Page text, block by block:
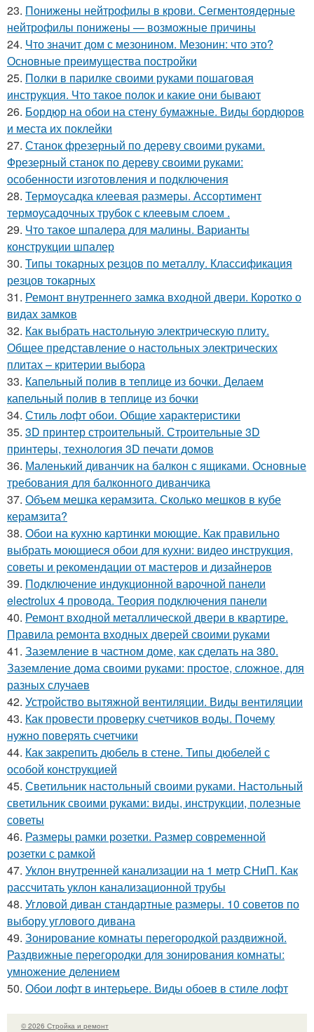
23. Понижены нейтрофилы в крови. Сегментоядерные
нейтрофилы понижены — возможные причины
24. Что значит дом с мезонином. Мезонин: что это?
Основные преимущества постройки
25. Полки в парилке своими руками пошаговая
инструкция. Что такое полок и какие они бывают
26. Бордюр на обои на стену бумажные. Виды бордюров
и места их поклейки
27. Станок фрезерный по дереву своими руками.
Фрезерный станок по дереву своими руками:
особенности изготовления и подключения
28. Термоусадка клеевая размеры. Ассортимент
термоусадочных трубок с клеевым слоем .
29. Что такое шпалера для малины. Варианты
конструкции шпалер
30. Типы токарных резцов по металлу. Классификация
резцов токарных
31. Ремонт внутреннего замка входной двери. Коротко о
видах замков
32. Как выбрать настольную электрическую плиту.
Общее представление о настольных электрических
плитах – критерии выбора
33. Капельный полив в теплице из бочки. Делаем
капельный полив в теплице из бочки
34. Стиль лофт обои. Общие характеристики
35. 3D принтер строительный. Строительные 3D
принтеры, технология 3D печати домов
36. Маленький диванчик на балкон с ящиками. Основные
требования для балконного диванчика
37. Объем мешка керамзита. Сколько мешков в кубе
керамзита?
38. Обои на кухню картинки моющие. Как правильно
выбрать моющиеся обои для кухни: видео инструкция,
советы и рекомендации от мастеров и дизайнеров
39. Подключение индукционной варочной панели
electrolux 4 провода. Теория подключения панели
40. Ремонт входной металлической двери в квартире.
Правила ремонта входных дверей своими руками
41. Заземление в частном доме, как сделать на 380.
Заземление дома своими руками: простое, сложное, для
разных случаев
42. Устройство вытяжной вентиляции. Виды вентиляции
43. Как провести проверку счетчиков воды. Почему
нужно поверять счетчики
44. Как закрепить дюбель в стене. Типы дюбелей с
особой конструкцией
45. Светильник настольный своими руками. Настольный
светильник своими руками: виды, инструкции, полезные
советы
46. Размеры рамки розетки. Размер современной
розетки с рамкой
47. Уклон внутренней канализации на 1 метр СНиП. Как
рассчитать уклон канализационной трубы
48. Угловой диван стандартные размеры. 10 советов по
выбору углового дивана
49. Зонирование комнаты перегородкой раздвижной.
Раздвижные перегородки для зонирования комнаты:
умножение делением
50. Обои лофт в интерьере. Виды обоев в стиле лофт
© 2026 Стройка и ремонт